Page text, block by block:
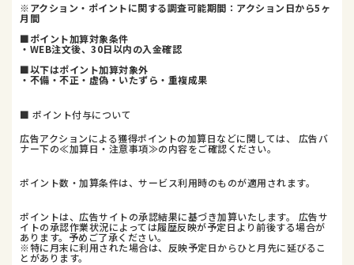
※アクション・ポイントに関する調査可能期間：アクション日から5ヶ
月間
■ポイント加算対象条件
・WEB注文後、30日以内の入金確認
■以下はポイント加算対象外
・不備・不正・虚偽・いたずら・重複成果
■ ポイント付与について
広告アクションによる獲得ポイントの加算日などに関しては、 広告バ
ナー下の≪加算日・注意事項≫の内容をご確認ください。
ポイント数・加算条件は、サービス利用時のものが適用されます。
ポイントは、広告サイトの承認結果に基づき加算いたします。 広告サ
イトの承認作業状況によっては履歴反映が予定日より前後する場合が
あります。予めご了承ください。
※特に月末に利用された場合は、反映予定日からひと月先に延びるこ
とがあります。